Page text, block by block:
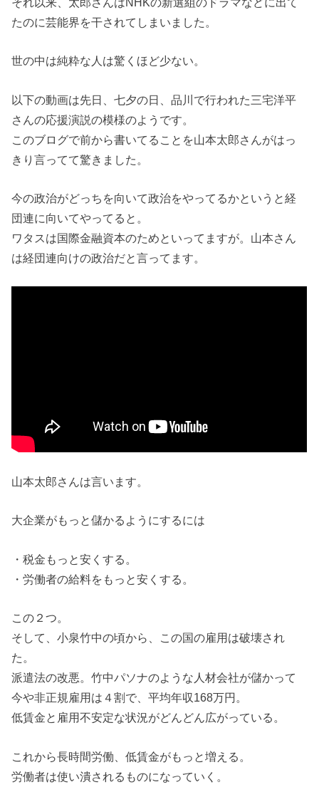
たのに芸能界を干されてしまいました。
世の中は純粋な人は驚くほど少ない。
以下の動画は先日、七夕の日、品川で行われた三宅洋平
さんの応援演説の模様のようです。
このブログで前から書いてることを山本太郎さんがはっ
きり言ってて驚きました。
今の政治がどっちを向いて政治をやってるかというと経
団連に向いてやってると。
ワタスは国際金融資本のためといってますが。山本さん
は経団連向けの政治だと言ってます。
山本太郎さんは言います。
大企業がもっと儲かるようにするには
・税金もっと安くする。
・労働者の給料をもっと安くする。
この２つ。
そして、小泉竹中の頃から、この国の雇用は破壊され
た。
派遣法の改悪。竹中パソナのような人材会社が儲かって
今や非正規雇用は４割で、平均年収168万円。
低賃金と雇用不安定な状況がどんどん広がっている。
これから長時間労働、低賃金がもっと増える。
労働者は使い潰されるものになっていく。